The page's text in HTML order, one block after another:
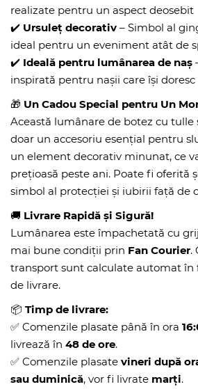
realizate pentru un aspect deosebit
✔️ Ursuleț decorativ – Simbol al
ideal pentru un eveniment atât de
✔️ Ideală pentru lumânarea de naș
inspirată pentru nașii care își
🎁 Un Cadou Special pentru Un
Această lumânare de botez cu tulle
doar un accesoriu esențial pentru
un element decorativ minunat, ce
prețioasă peste ani. Poate fi oferită
simbol al protecției și iubirii față de
🚚 Livrare Rapidă și Sigură!
Lumânarea este împachetată cu
mai bune condiții prin Fan Courier.
transport sunt calculate automat în
de livrare.
📦 Timp de livrare:
✅ Comenzile plasate până în ora
livrează în 48 de ore.
✅ Comenzile plasate vineri după
sau duminică, vor fi livrate marți.